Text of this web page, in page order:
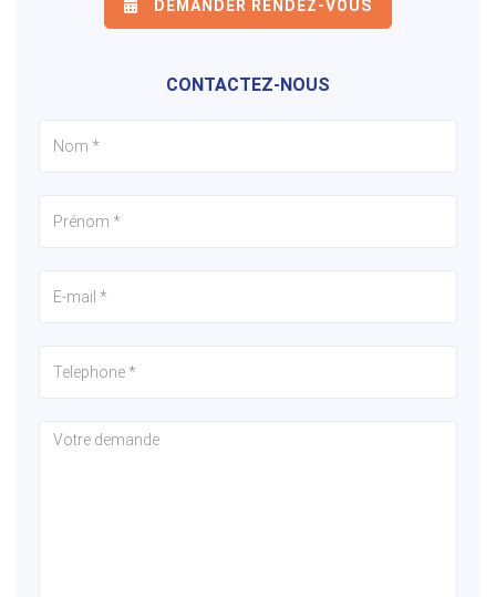
DEMANDER RENDEZ-VOUS
CONTACTEZ-NOUS